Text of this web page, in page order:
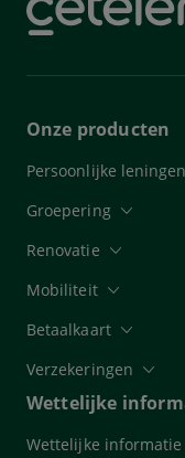
Onze producten
Persoonlijke leningen
Groepering
Renovatie
Mobiliteit
Betaalkaart
Verzekeringen
Wettelijke
Wettelijke informatie